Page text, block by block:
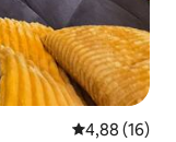
Évaluation
4,88 (16)